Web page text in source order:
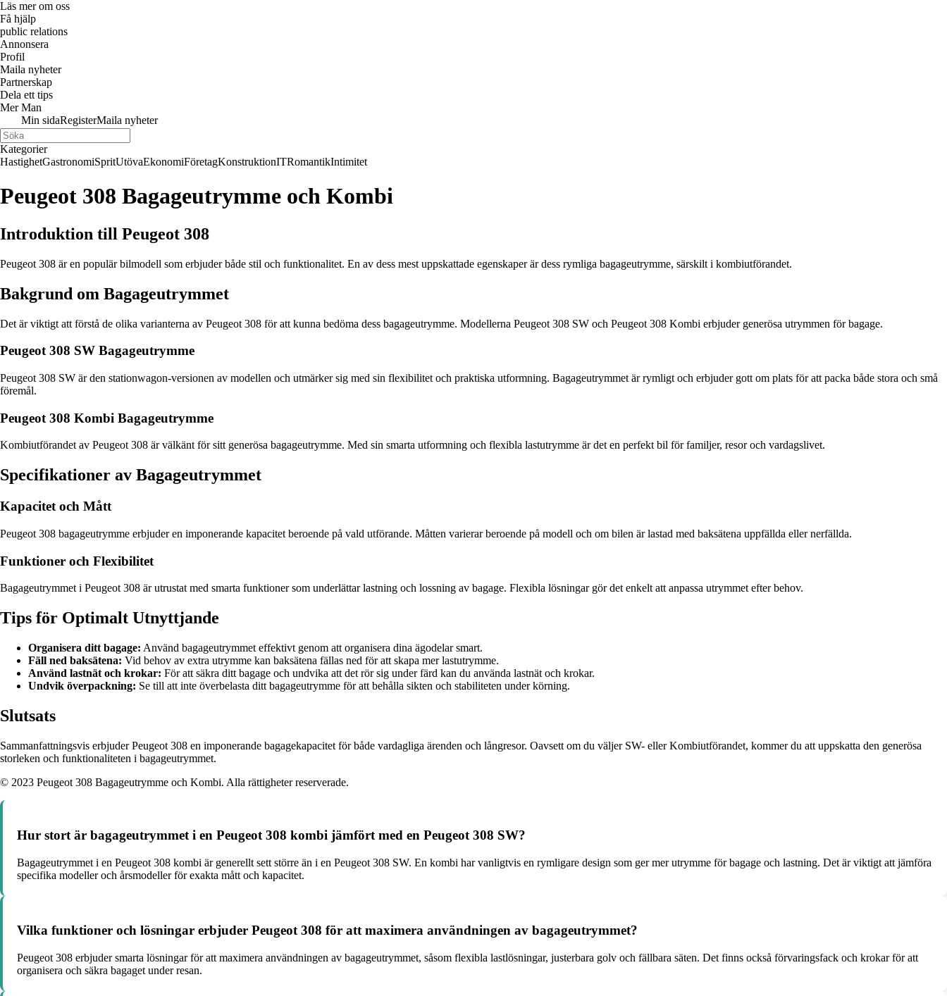
Läs mer om oss
Få hjälp
public relations
Annonsera
Profil
Maila nyheter
Partnerskap
Dela ett tips
Mer Man
Min sidaRegisterMaila nyheter
Kategorier
HastighetGastronomiSpritUtövaEkonomiFöretagKonstruktionITRomantikIntimitet
Peugeot 308 Bagageutrymme och Kombi
Introduktion till Peugeot 308
Peugeot 308 är en populär bilmodell som erbjuder både stil och funktionalitet. En av dess mest uppskattade egenskaper är dess rymliga bagageutrymme, särskilt i kombiutförandet.
Bakgrund om Bagageutrymmet
Det är viktigt att förstå de olika varianterna av Peugeot 308 för att kunna bedöma dess bagageutrymme. Modellerna Peugeot 308 SW och Peugeot 308 Kombi erbjuder generösa utrymmen för bagage.
Peugeot 308 SW Bagageutrymme
Peugeot 308 SW är den stationwagon-versionen av modellen och utmärker sig med sin flexibilitet och praktiska utformning. Bagageutrymmet är rymligt och erbjuder gott om plats för att packa både stora och små
föremål.
Peugeot 308 Kombi Bagageutrymme
Kombiutförandet av Peugeot 308 är välkänt för sitt generösa bagageutrymme. Med sin smarta utformning och flexibla lastutrymme är det en perfekt bil för familjer, resor och vardagslivet.
Specifikationer av Bagageutrymmet
Kapacitet och Mått
Peugeot 308 bagageutrymme erbjuder en imponerande kapacitet beroende på vald utförande. Måtten varierar beroende på modell och om bilen är lastad med baksätena uppfällda eller nerfällda.
Funktioner och Flexibilitet
Bagageutrymmet i Peugeot 308 är utrustat med smarta funktioner som underlättar lastning och lossning av bagage. Flexibla lösningar gör det enkelt att anpassa utrymmet efter behov.
Tips för Optimalt Utnyttjande
Organisera ditt bagage: Använd bagageutrymmet effektivt genom att organisera dina ägodelar smart.
Fäll ned baksätena: Vid behov av extra utrymme kan baksätena fällas ned för att skapa mer lastutrymme.
Använd lastnät och krokar: För att säkra ditt bagage och undvika att det rör sig under färd kan du använda lastnät och krokar.
Undvik överpackning: Se till att inte överbelasta ditt bagageutrymme för att behålla sikten och stabiliteten under körning.
Slutsats
Sammanfattningsvis erbjuder Peugeot 308 en imponerande bagagekapacitet för både vardagliga ärenden och långresor. Oavsett om du väljer SW- eller Kombiutförandet, kommer du att uppskatta den generösa
storleken och funktionaliteten i bagageutrymmet.
© 2023 Peugeot 308 Bagageutrymme och Kombi. Alla rättigheter reserverade.
Hur stort är bagageutrymmet i en Peugeot 308 kombi jämfört med en Peugeot 308 SW?
Bagageutrymmet i en Peugeot 308 kombi är generellt sett större än i en Peugeot 308 SW. En kombi har vanligtvis en rymligare design som ger mer utrymme för bagage och lastning. Det är viktigt att jämföra
specifika modeller och årsmodeller för exakta mått och kapacitet.
Vilka funktioner och lösningar erbjuder Peugeot 308 för att maximera användningen av bagageutrymmet?
Peugeot 308 erbjuder smarta lösningar för att maximera användningen av bagageutrymmet, såsom flexibla lastlösningar, justerbara golv och fällbara säten. Det finns också förvaringsfack och krokar för att
organisera och säkra bagaget under resan.